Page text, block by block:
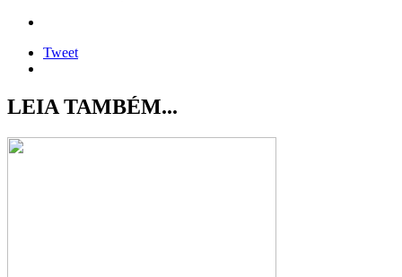
Tweet
LEIA TAMBÉM...